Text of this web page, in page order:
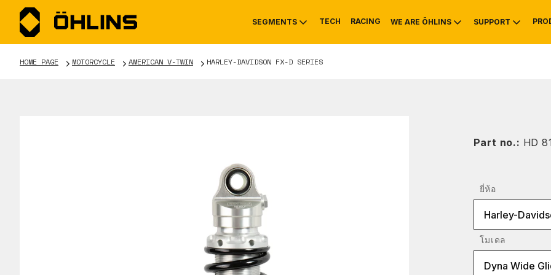
SEGMENTS
MOUNTAIN BIKE
TECH RACING WE ARE ÖHLINS
HISTORY
SUPPORT
SERVICE INFO &
HOME PAGE MOTORCYCLE AMERICAN V-TWIN HARLEY-DAVIDSON FX-D SERIES
Part no.: HD
ยี่ห้อ
Harley-
โมเดล
Dyna Wide